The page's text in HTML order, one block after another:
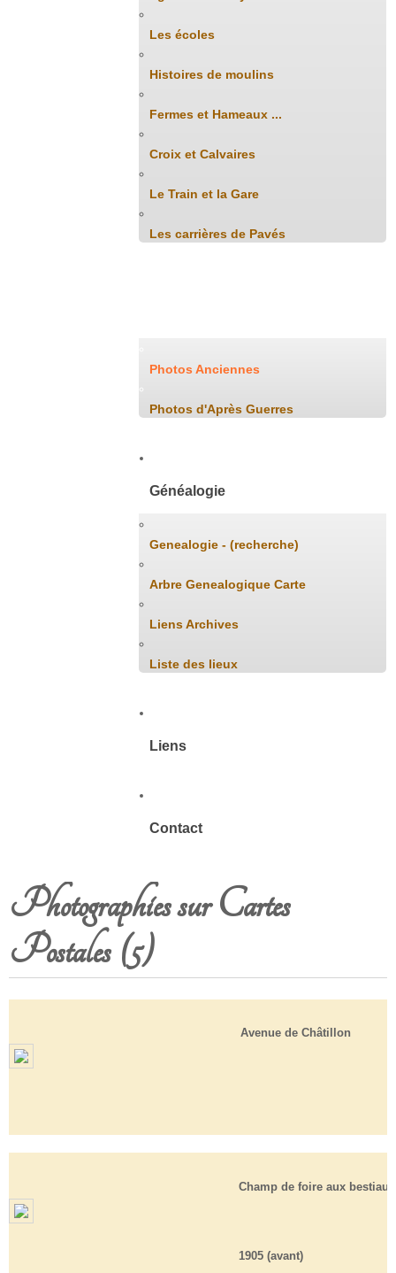
Les écoles
Histoires de moulins
Fermes et Hameaux ...
Croix et Calvaires
Le Train et la Gare
Les carrières de Pavés
Photos Anciennes
Photos d'Après Guerres
Généalogie
Genealogie - (recherche)
Arbre Genealogique Carte
Liens Archives
Liste des lieux
Liens
Contact
Photographies sur Cartes
Postales (5)
Avenue de Châtillon
Champ de foire aux
1905 (avant)